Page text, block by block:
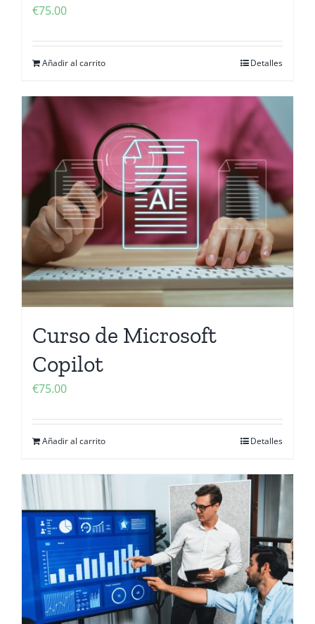
€75.00
Añadir al carrito Detalles
Curso de Microsoft
Copilot
€75.00
Añadir al carrito Detalles